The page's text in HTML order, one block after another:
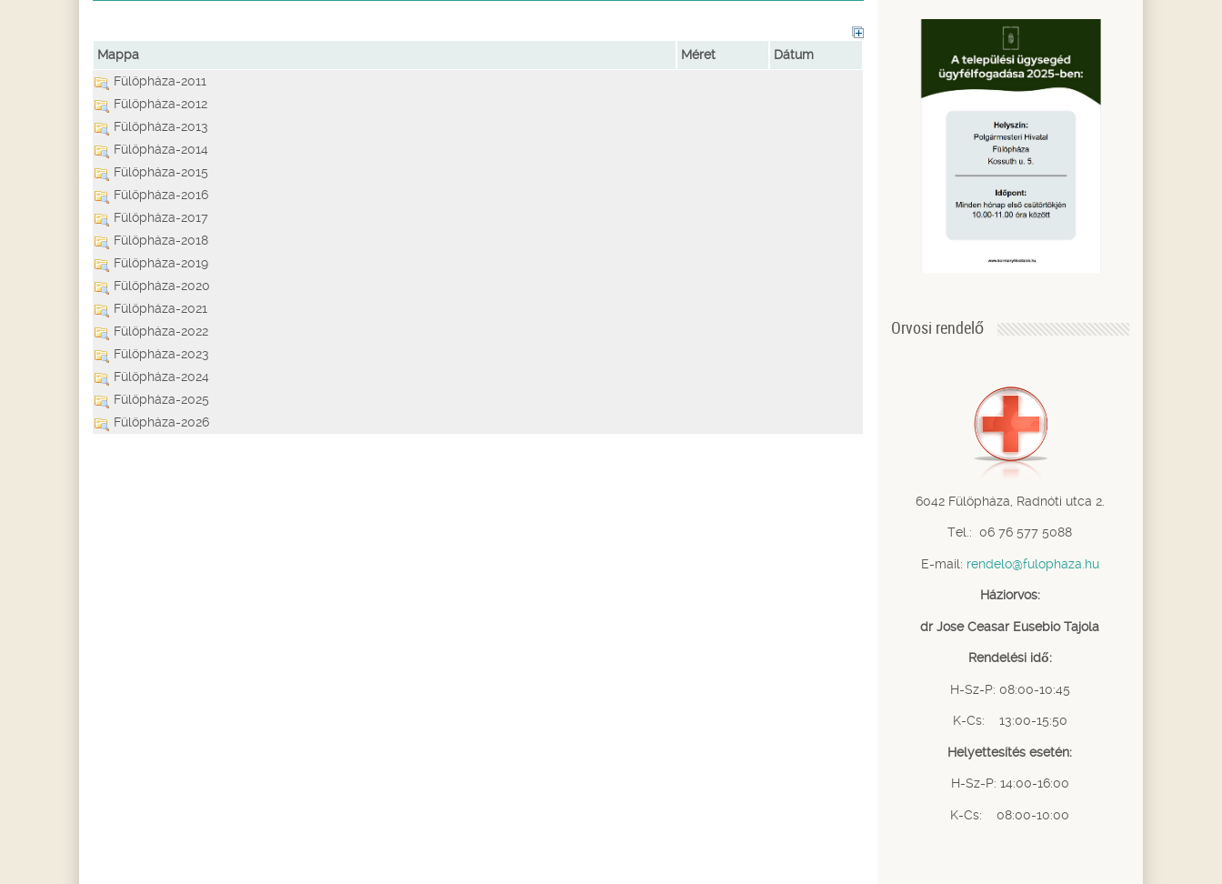
Mappa Méret
Dátum
Fülöpháza-2011
Fülöpháza-2012
Fülöpháza-2013
Fülöpháza-2014
Fülöpháza-2015
Fülöpháza-2016
Fülöpháza-2017
Fülöpháza-2018
Fülöpháza-2019
Fülöpháza-2020
Fülöpháza-2021
Fülöpháza-2022
Fülöpháza-2023
Fülöpháza-2024
Fülöpháza-2025
Fülöpháza-2026
Orvosi rendelő
6042 Fülöpháza, Radnóti utca 2.
Tel.: 06 76 577 5088
E-mail: rendelo@fulophaza.hu
Háziorvos:
dr Jose Ceasar Eusebio Tajola
Rendelési idő:
H-Sz-P: 08:00-10:45
K-Cs: 13:00-15:50
Helyettesítés esetén:
H-Sz-P: 14:00-16:00
K-Cs: 08:00-10:00